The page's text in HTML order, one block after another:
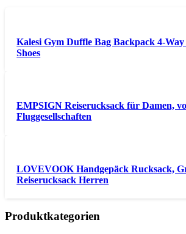
Kalesi Gym Duffle Bag Backpack 4-
Shoes
EMPSIGN Reiserucksack für Damen,
Fluggesellschaften
LOVEVOOK Handgepäck Rucksack,
Reiserucksack Herren
Produktkategorien